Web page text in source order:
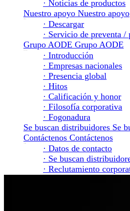
· Noticias de productos
Nuestro apoyo Nuestro apoyo
· Descargar
· Servicio de preventa /
Grupo AODE Grupo AODE
· Introducción
· Empresas nacionales
· Presencia global
· Hitos
· Calificación y honor
· Filosofía corporativa
· Fogonadura
Se buscan distribuidores Se
Contáctenos Contáctenos
· Datos de contacto
· Se buscan
· Reclutamiento